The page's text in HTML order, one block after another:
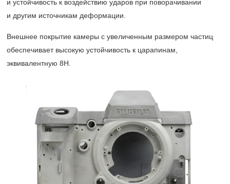
и устойчивость к воздействию ударов при поворачивании
и другим источникам деформации.
Внешнее покрытие камеры с увеличенным размером частиц
обеспечивает высокую устойчивость к царапинам,
эквивалентную 8H.